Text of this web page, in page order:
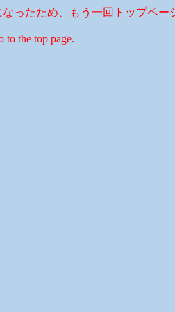
ったため、もう一回トップペー
to the top page.